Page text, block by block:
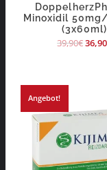
Minoxidil
(3x60ml)
39,90€36,90
Angebot!